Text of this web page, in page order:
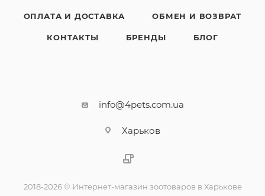
ОПЛАТА И ДОСТАВКА ОБМЕН И ВОЗВРАТ
КОНТАКТЫ БРЕНДЫ БЛОГ
info@4pets.com.ua
Харьков
2018-2026 © Интернет-магазин зоотоваров в Харькове